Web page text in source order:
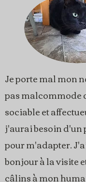
Je porte mal mon
pas malcommode
sociable et
j'aurai besoin d'un
pour m'adapter.
bonjour à la visite
câlins à mon